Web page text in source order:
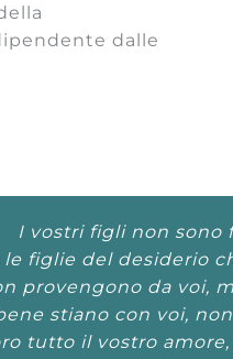
dalle
I vostri figli non sono
figlie del desiderio
provengono da voi,
stiano con voi,
tutto il vostro